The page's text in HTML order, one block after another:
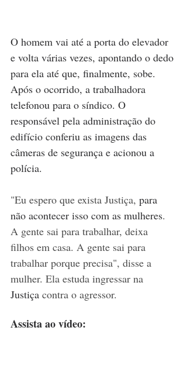
O homem vai até a porta do elevador
e volta várias vezes, apontando o dedo
para ela até que, finalmente, sobe.
Após o ocorrido, a trabalhadora
telefonou para o síndico. O
responsável pela administração do
edifício conferiu as imagens das
câmeras de segurança e acionou a
polícia.
"Eu espero que exista Justiça, para
não acontecer isso com as mulheres.
A gente sai para trabalhar, deixa
filhos em casa. A gente sai para
trabalhar porque precisa", disse a
mulher. Ela estuda ingressar na
Justiça contra o agressor.
Assista ao vídeo: